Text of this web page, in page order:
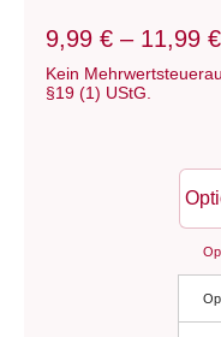
9,99 €– 11,99 €
Kein
§19 (1) UStG.